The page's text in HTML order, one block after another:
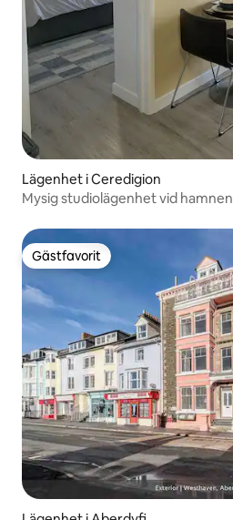
Lägenhet i Ceredigion
Mysig studiolägenhet vid hamnen
Gästfavorit
Gästfavorit